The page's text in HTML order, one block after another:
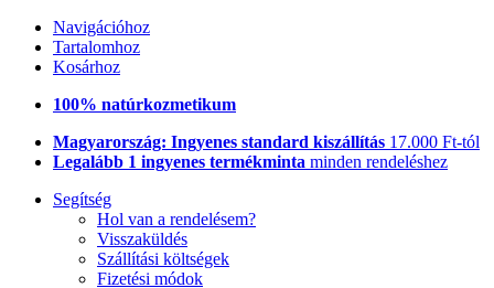
Navigációhoz
Tartalomhoz
Kosárhoz
100% natúrkozmetikum
Magyarország: Ingyenes standard kiszállítás 17.000 Ft-tól
Legalább 1 ingyenes termékminta minden rendeléshez
Segítség
Hol van a rendelésem?
Visszaküldés
Szállítási költségek
Fizetési módok